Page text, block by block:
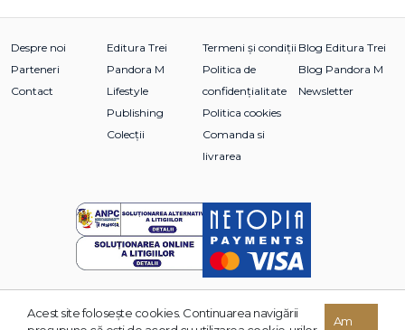
Despre noi
Parteneri
Contact
Editura Trei
Pandora M
Lifestyle
Publishing
Colecții
Termeni și condiții
Politica de
confidențialitate
Politica cookies
Comanda si
livrarea
Blog Editura Trei
Blog Pandora M
Newsletter
© 2026 Grupul Editorial TREI. Toate drepturile rezervate.
Acest site foloseşte cookies. Continuarea navigării
Am